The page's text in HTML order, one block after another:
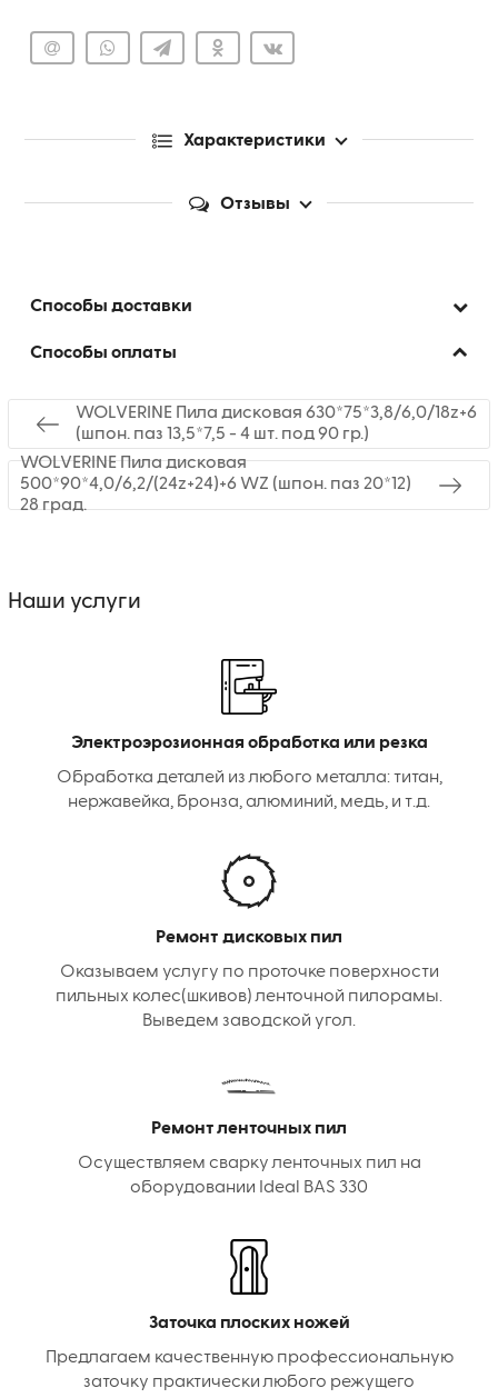
Характеристики
Отзывы
Способы доставки
Способы оплаты
WOLVERINE Пила дисковая 630*75*3,8/6,0/18z+6
(шпон. паз 13,5*7,5 - 4 шт. под 90 гр.)
WOLVERINE Пила дисковая
500*90*4,0/6,2/(24z+24)+6 WZ (шпон. паз 20*12)
28 град.
Наши услуги
Электроэрозионная обработка или резка
Обработка деталей из любого металла: титан,
нержавейка, бронза, алюминий, медь, и т.д.
Ремонт дисковых пил
Оказываем услугу по проточке поверхности
пильных колес(шкивов) ленточной пилорамы.
Выведем заводской угол.
Ремонт ленточных пил
Осуществляем сварку ленточных пил на
оборудовании Ideal BAS 330
Заточка плоских ножей
Предлагаем качественную профессиональную
заточку практически любого режущего